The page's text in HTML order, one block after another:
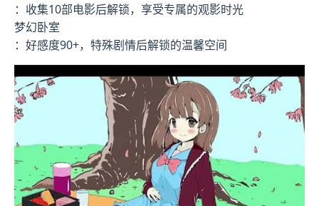
：收集10部电影后解锁，享受专属的观影时光
梦幻卧室
：好感度90+，特殊剧情后解锁的温馨空间